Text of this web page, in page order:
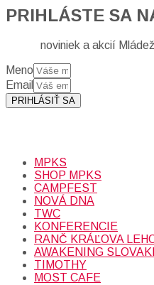
PRIHLÁSTE SA
noviniek a akcií
Meno
Email
PRIHLÁSIŤ SA
MPKS
SHOP MPKS
CAMPFEST
NOVÁ DNA
TWC
KONFERENCIE
RANČ KRÁĽOVA
AWAKENING
TIMOTHY
MOST CAFE